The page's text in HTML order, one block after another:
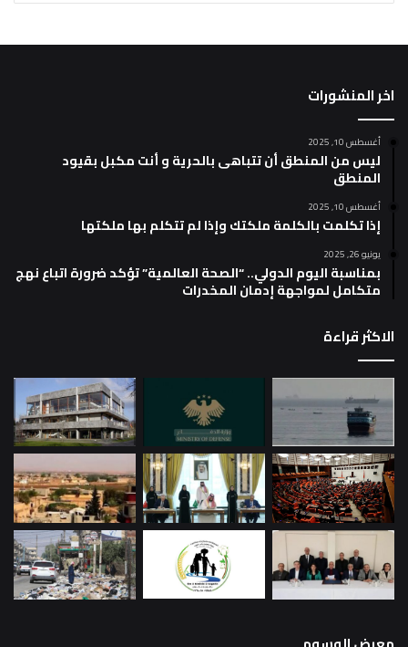
اخر المنشورات
أغسطس 10, 2025
ليس من المنطق أن تتباهى بالحرية و أنت مكبل بقيود
المنطق
أغسطس 10, 2025
إذا تكلمت بالكلمة ملكتك وإذا لم تتكلم بها ملكتها
يونيو 26, 2025
بمناسبة اليوم الدولي.. “الصحة العالمية” تؤكد ضرورة اتباع نهج
متكامل لمواجهة إدمان المخدرات
الاكثر قراءة